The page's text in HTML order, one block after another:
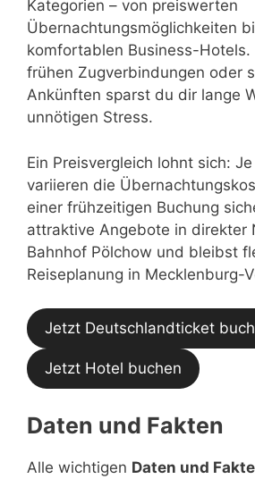
Kategorien – von preiswerten
Übernachtungsmöglichkeiten
komfortablen Business-Hotels.
frühen Zugverbindungen oder
Ankünften sparst du dir lange
unnötigen Stress.
Ein Preisvergleich lohnt sich:
variieren die
einer frühzeitigen Buchung
attraktive Angebote in direkter
Bahnhof Pölchow und bleibst
Reiseplanung in Mecklenburg-
Jetzt Deutschlandticket
Jetzt Hotel buchen
Daten und Fakten
Alle wichtigen Daten und